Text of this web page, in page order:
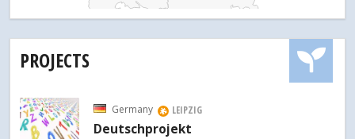
PROJECTS
Germany LEIPZIG
Deutschprojekt